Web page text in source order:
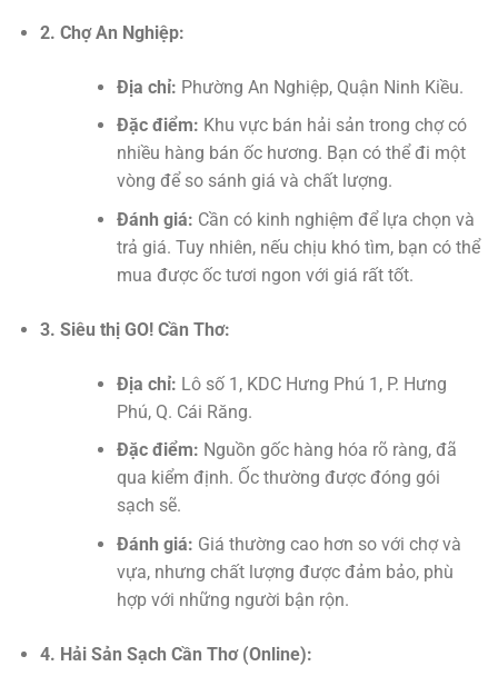
2. Chợ An Nghiệp:
Địa chỉ: Phường An Nghiệp, Quận Ninh Kiều.
Đặc điểm: Khu vực bán hải sản trong chợ có
nhiều hàng bán ốc hương. Bạn có thể đi một
vòng để so sánh giá và chất lượng.
Đánh giá: Cần có kinh nghiệm để lựa chọn và
trả giá. Tuy nhiên, nếu chịu khó tìm, bạn có thể
mua được ốc tươi ngon với giá rất tốt.
3. Siêu thị GO! Cần Thơ:
Địa chỉ: Lô số 1, KDC Hưng Phú 1, P. Hưng
Phú, Q. Cái Răng.
Đặc điểm: Nguồn gốc hàng hóa rõ ràng, đã
qua kiểm định. Ốc thường được đóng gói
sạch sẽ.
Đánh giá: Giá thường cao hơn so với chợ và
vựa, nhưng chất lượng được đảm bảo, phù
hợp với những người bận rộn.
4. Hải Sản Sạch Cần Thơ (Online):